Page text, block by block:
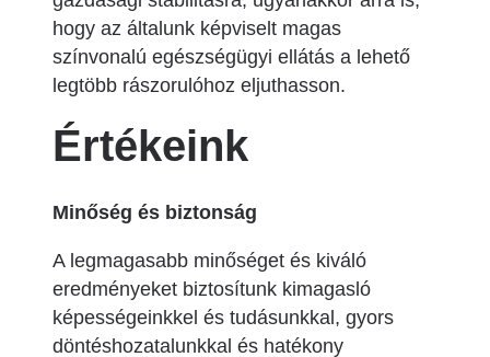
hogy az általunk képviselt magas
színvonalú egészségügyi ellátás a lehető
legtöbb rászorulóhoz eljuthasson.
Értékeink
Minőség és biztonság
A legmagasabb minőséget és kiváló
eredményeket biztosítunk kimagasló
képességeinkkel és tudásunkkal, gyors
döntéshozatalunkkal és hatékony